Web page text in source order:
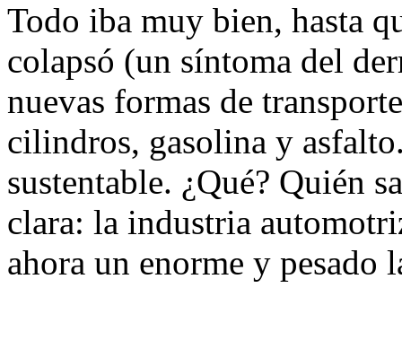
Todo iba muy bien, hasta
colapsó (un síntoma del
nuevas formas de
cilindros, gasolina y
sustentable. ¿Qué? Quién
clara: la industria
ahora un enorme y pesado